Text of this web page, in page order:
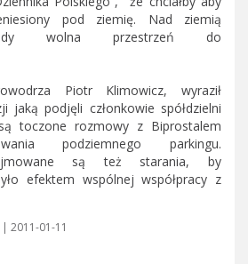
pod ziemię. Nad ziemią
wolna przestrzeń do
Piotr Klimowicz, wyraził
jaką podjęli członkowie spółdzielni
toczone rozmowy z Biprostalem
podziemnego parkingu.
są też starania, by
efektem wspólnej współpracy z
| 2011-01-11